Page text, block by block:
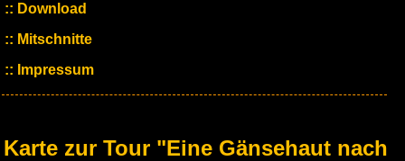
Download
Mitschnitte
Impressum
Karte zur Tour "Eine Gänsehaut nach